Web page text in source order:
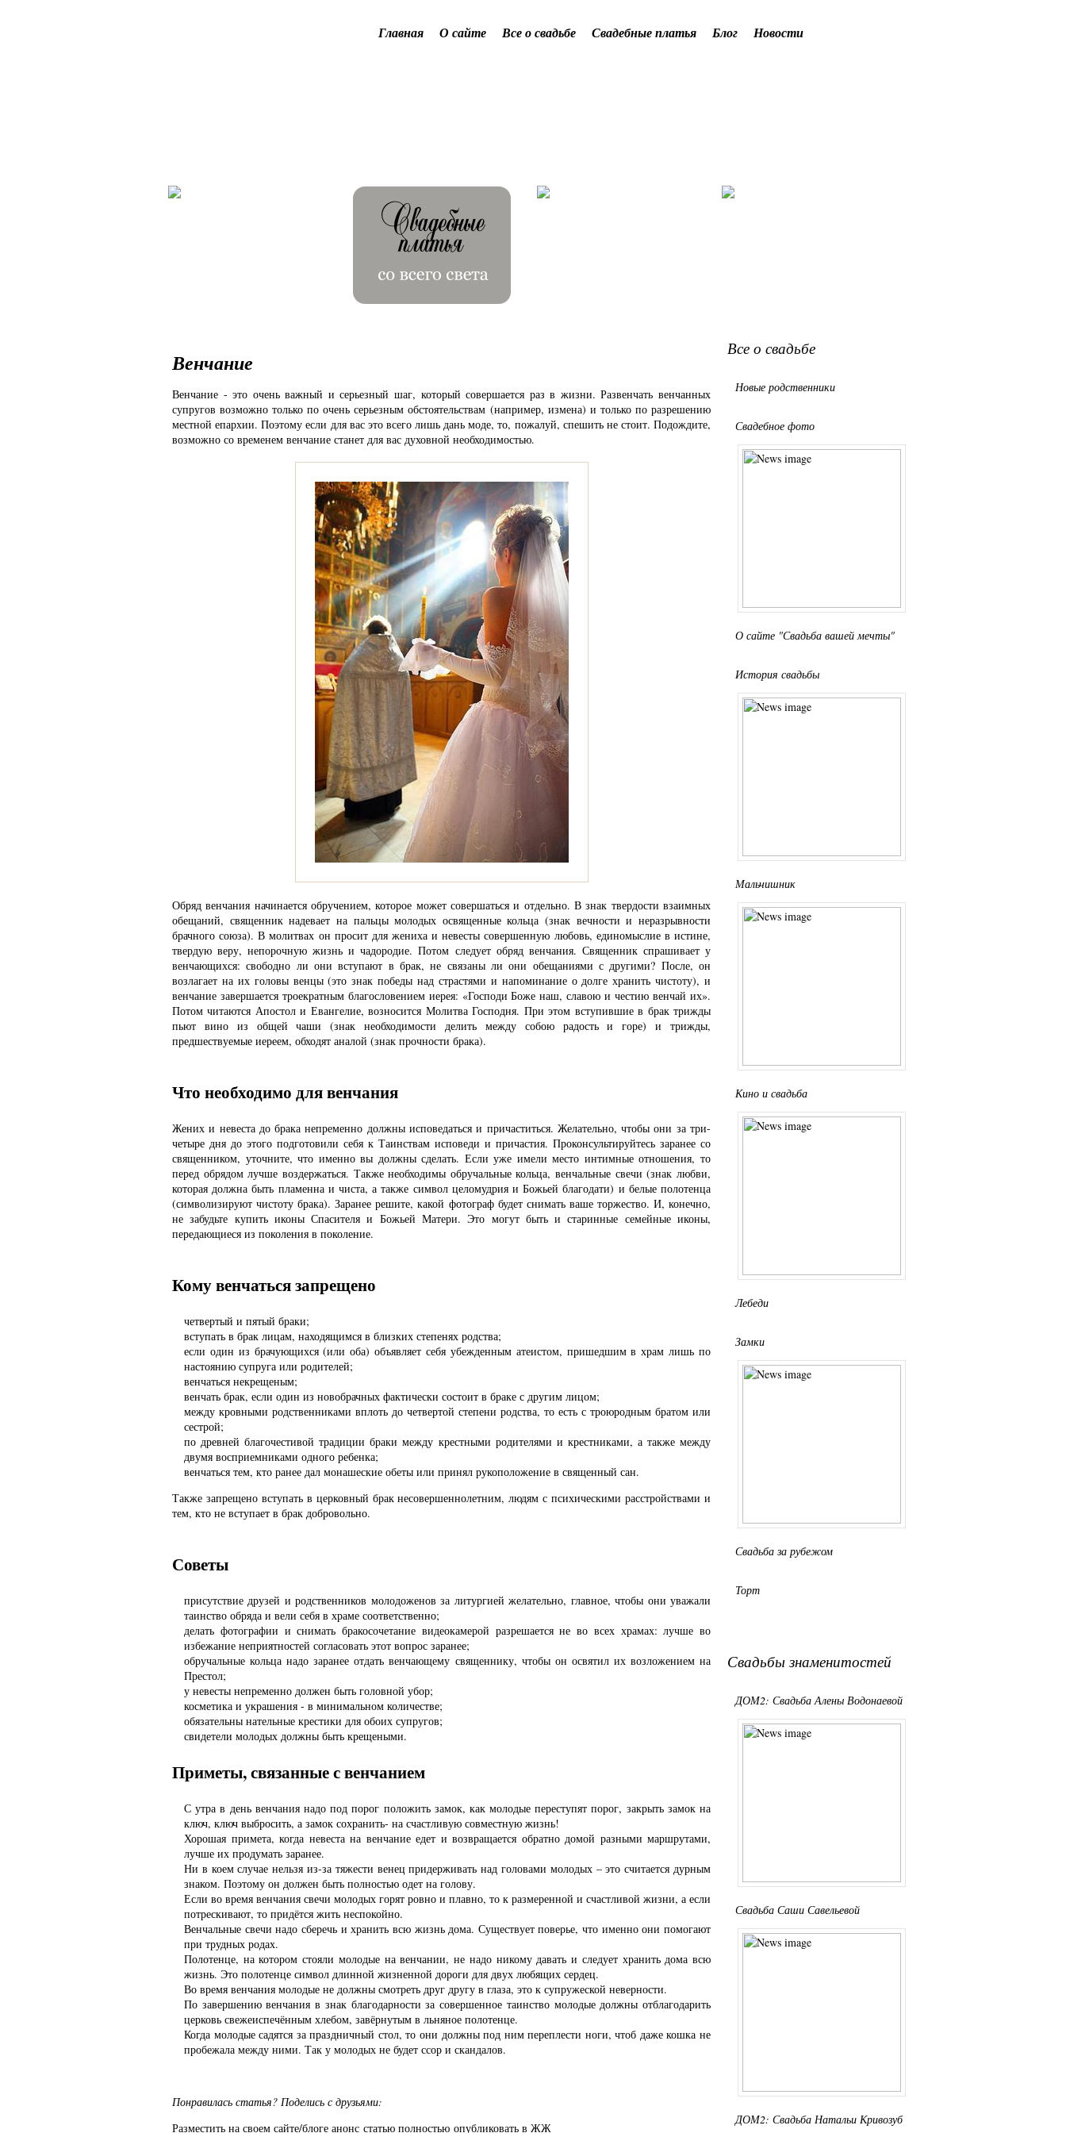
Главная О сайте Все о свадьбе Свадебные платья Блог Новости
Венчание
Венчание - это очень важный и серьезный шаг, который совершается раз в жизни. Развенчать венчанных
супругов возможно только по очень серьезным обстоятельствам (например, измена) и только по разрешению
местной епархии. Поэтому если для вас это всего лишь дань моде, то, пожалуй, спешить не стоит. Подождите,
возможно со временем венчание станет для вас духовной необходимостью.
Обряд венчания начинается обручением, которое может совершаться и отдельно. В знак твердости взаимных
обещаний, священник надевает на пальцы молодых освященныекольца (знак вечности и неразрывности
брачного союза). В молитвах он просит для жениха и невесты совершенную любовь, единомыслие в истине,
твердую веру, непорочную жизнь и чадородие. Потом следует обряд венчания. Священник спрашивает у
венчающихся: свободно ли они вступают в брак, не связаны ли они обещаниями с другими? После, он
возлагает на их головы венцы (это знак победы над страстями и напоминание о долге хранить чистоту), и
венчание завершается троекратным благословением иерея: «Господи Боже наш, славою и честию венчай их».
Потом читаются Апостол и Евангелие, возносится Молитва Господня. При этом вступившие в брак трижды
пьют вино из общей чаши (знак необходимости делить между собою радость и горе) и трижды,
предшествуемые иереем, обходят аналой (знак прочности брака).
Что необходимо для венчания
Жених и невеста до брака непременно должны исповедаться и причаститься. Желательно, чтобы они за три-
четыре дня до этого подготовили себя к Таинствам исповеди и причастия. Проконсультируйтесь заранее со
священником, уточните, что именно вы должны сделать. Если уже имели место интимные отношения, то
перед обрядом лучше воздержаться. Также необходимы обручальные кольца, венчальные свечи (знак любви,
которая должна быть пламенна и чиста, а также символ целомудрия и Божьей благодати) и белые полотенца
(символизируют чистоту брака). Заранее решите, какой фотографбудет снимать ваше торжество. И, конечно,
не забудьте купить иконы Спасителя и Божьей Матери. Это могут быть и старинные семейные иконы,
передающиеся из поколения в поколение.
Кому венчаться запрещено
четвертый и пятый браки;
вступать в брак лицам, находящимся в близких степенях родства;
если один из брачующихся (или оба) объявляет себя убежденным атеистом, пришедшим в храм лишь по
настоянию супруга или родителей;
венчаться некрещеным;
венчать брак, если один из новобрачных фактически состоит в браке с другим лицом;
между кровными родственниками вплоть до четвертой степени родства, то есть с троюродным братом или
сестрой;
по древней благочестивой традиции браки между крестными родителями и крестниками, а также между
двумя восприемниками одного ребенка;
венчаться тем, кто ранее дал монашеские обеты или принял рукоположение в священный сан.
Также запрещено вступать в церковный брак несовершеннолетним, людям с психическими расстройствами и
тем, кто не вступает в брак добровольно.
Советы
присутствие друзей и родственников молодоженов за литургией желательно, главное, чтобы они уважали
таинство обряда и вели себя в храме соответственно;
делать фотографии и снимать бракосочетание видеокамерой разрешается не во всех храмах: лучше во
избежание неприятностей согласовать этот вопрос заранее;
обручальные кольца надо заранее отдать венчающему священнику, чтобы он освятил их возложением на
Престол;
у невесты непременно должен быть головной убор;
косметика и украшения - в минимальном количестве;
обязательны нательные крестики для обоих супругов;
свидетели молодых должны быть крещеными.
Приметы, связанные с венчанием
С утра в день венчания надо под порог положить замок, как молодые переступят порог, закрыть замок на
ключ, ключ выбросить, а замок сохранить- на счастливую совместную жизнь!
Хорошая примета, когда невеста на венчание едет и возвращается обратно домой разными маршрутами,
лучше их продумать заранее.
Ни в коем случае нельзя из-за тяжести венец придерживать над головами молодых – это считается дурным
знаком. Поэтому он должен быть полностью одет на голову.
Если во время венчания свечи молодых горят ровно и плавно, то к размеренной и счастливой жизни, а если
потрескивают, то придётся жить неспокойно.
Венчальные свечи надо сберечь и хранить всю жизнь дома. Существует поверье, что именно они помогают
при трудных родах.
Полотенце, на котором стояли молодые на венчании, не надо никому давать и следует хранить дома всю
жизнь. Это полотенце символ длинной жизненной дороги для двух любящих сердец.
Во время венчания молодые не должны смотреть друг другу в глаза, это к супружеской неверности.
По завершению венчания в знак благодарности за совершенное таинство молодые должны отблагодарить
церковь свежеиспечённым хлебом, завёрнутым в льняное полотенце.
Когда молодые садятся за праздничный стол, то они должны под ним переплести ноги, чтоб даже кошка не
пробежала между ними. Так у молодых не будет ссор и скандалов.
Понравилась статья? Поделись с друзьями:
Разместить на своем сайте/блоге анонс статью полностью опубликовать в ЖЖ
Все о свадьбе
Новые родственники
Свадебное фото
О сайте "Свадьба вашей мечты"
История свадьбы
Мальчишник
Кино и свадьба
Лебеди
Замки
Свадьба за рубежом
Торт
Свадьбы знаменитостей
ДОМ2: Свадьба Алены Водонаевой
Свадьба Саши Савельевой
ДОМ2: Свадьба Натальи Кривозуб